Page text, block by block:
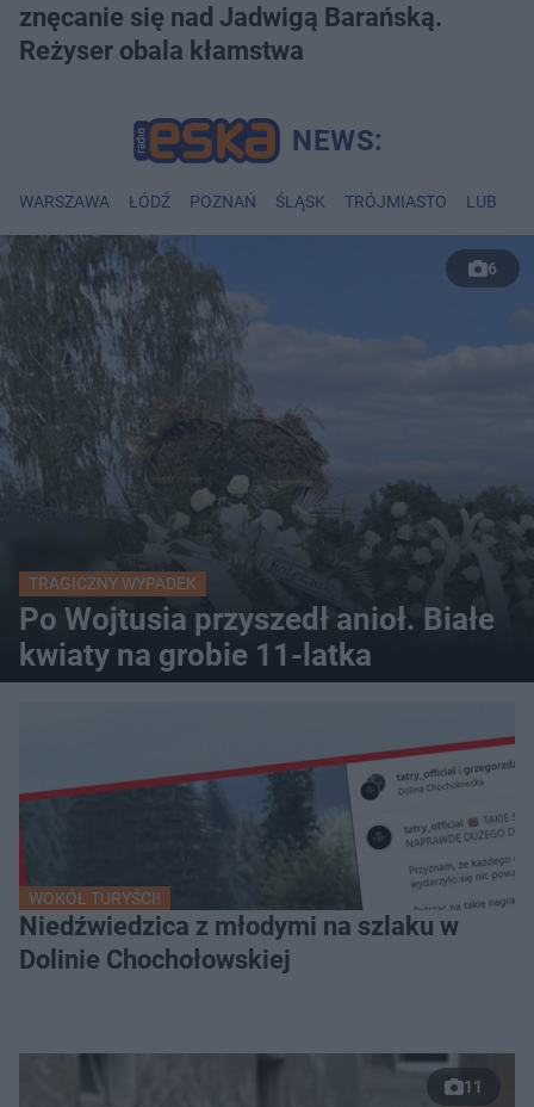
znęcanie się nad Jadwigą Barańską.
Reżyser obala kłamstwa
WARSZAWA ŁÓDŹ POZNAŃ ŚLĄSK TRÓJMIASTO LUBLIN
6
TRAGICZNY WYPADEK
Po Wojtusia przyszedł anioł. Białe
kwiaty na grobie 11-latka
WOKÓŁ TURYŚCI!
Niedźwiedzica z młodymi na szlaku w
Dolinie Chochołowskiej
11